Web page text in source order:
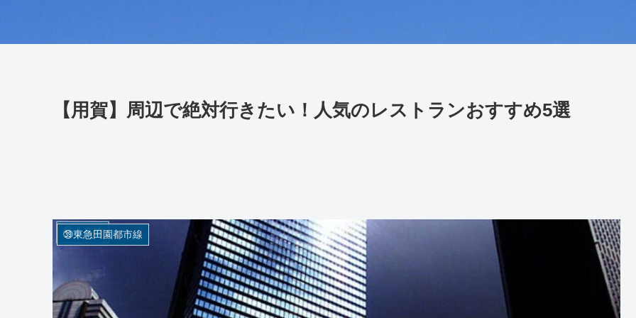
【用賀】周辺で絶対行きたい！人気のレストランおすすめ5選
㊴東急田園都市線